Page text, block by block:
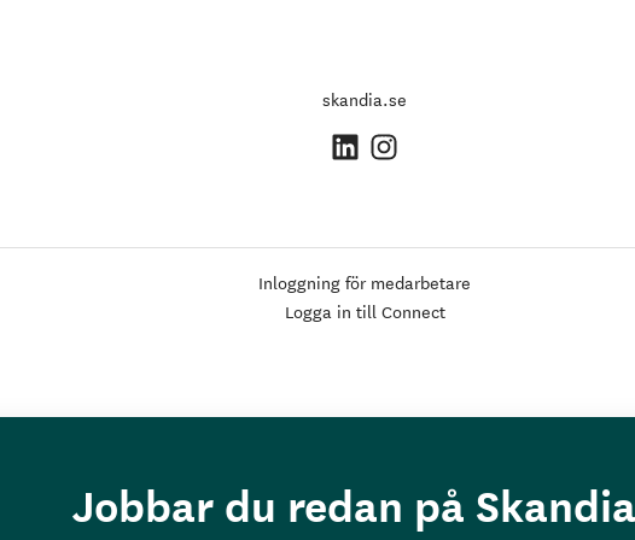
skandia.se
Inloggning för medarbetare
Logga in till Connect
Jobbar du redan på